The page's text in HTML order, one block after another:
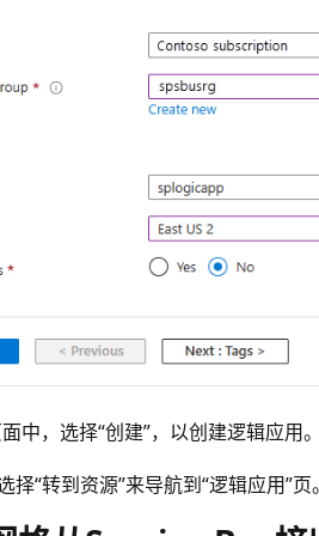
中，选择“创建”，以创建逻辑应用
择“转到资源”来导航到“逻辑应用”页